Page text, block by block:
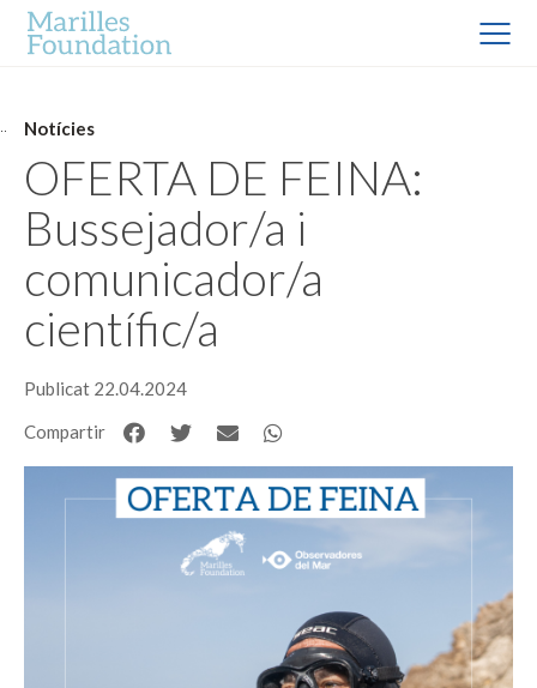
Notícies
OFERTA DE FEINA:
Bussejador/a i
comunicador/a
científic/a
Publicat 22.04.2024
Compartir